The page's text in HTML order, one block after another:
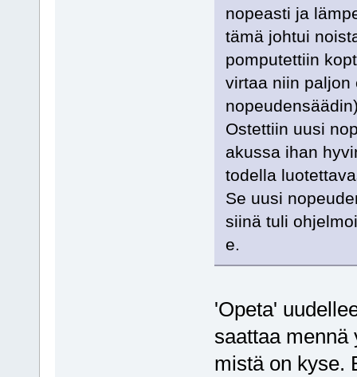
nopeasti ja
tämä johtui
pomputettiin
virtaa niin paljon
Ostettiin uusi
akussa ihan
todella
Se uusi
siinä tuli
e.
'Opeta'
saattaa mennä
mistä on kyse.